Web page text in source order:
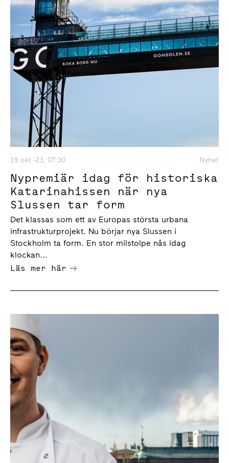
19 okt -23, 07:30 Nyhet
Nypremiär idag för historiska
Katarinahissen när nya
Slussen tar form
Det klassas som ett av Europas största urbana
infrastrukturprojekt. Nu börjar nya Slussen i
Stockholm ta form. En stor milstolpe nås idag
klockan...
Läs mer här